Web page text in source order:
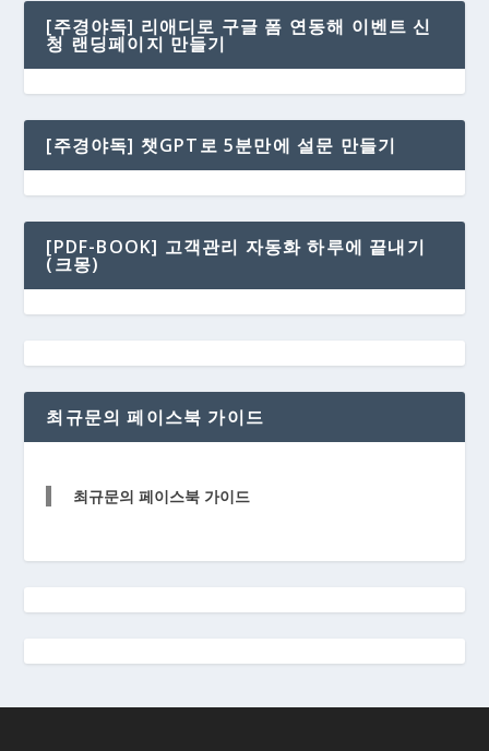
[주경야독] 리애디로 구글 폼 연동해 이벤트 신
청 랜딩페이지 만들기
[주경야독] 챗GPT로 5분만에 설문 만들기
[PDF-BOOK] 고객관리 자동화 하루에 끝내기
(크몽)
최규문의 페이스북 가이드
최규문의 페이스북 가이드